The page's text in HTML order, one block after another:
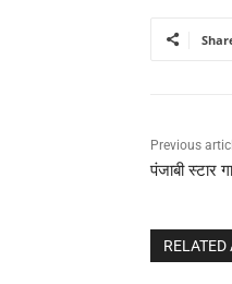
Previous
पंजाबी स्टार
RELATED